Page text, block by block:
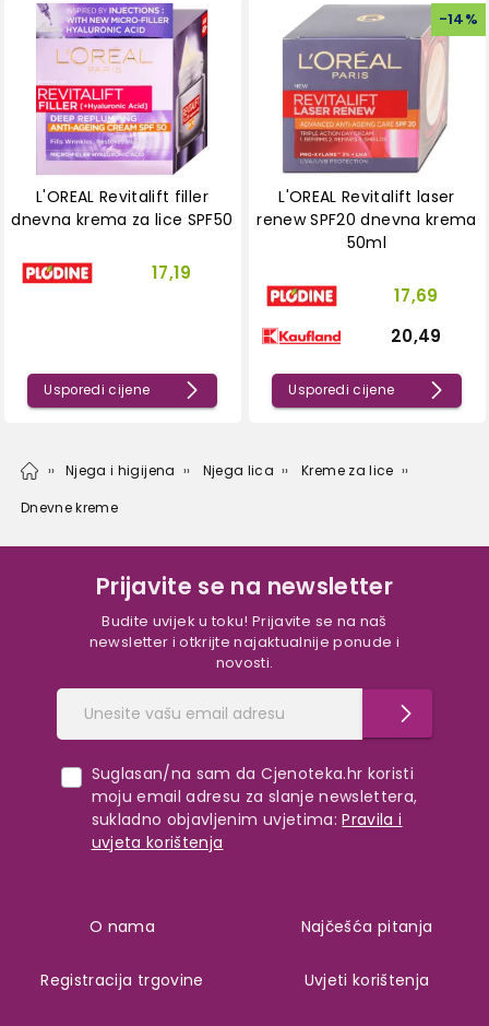
L'OREAL Revitalift filler
dnevna krema za lice SPF50
17,19
Usporedi cijene
-14%
L'OREAL Revitalift laser
renew SPF20 dnevna krema
50ml
17,69
20,49
Usporedi cijene
Njega i higijena Njega lica
Kreme za lice
Dnevne kreme
Prijavite se na newsletter
Budite uvijek u toku! Prijavite se na naš
newsletter i otkrijte najaktualnije ponude i
novosti.
Suglasan/na sam da Cjenoteka.hr koristi
moju email adresu za slanje newslettera,
sukladno objavljenim uvjetima: Pravila i
uvjeta korištenja
O nama
Registracija trgovine
Najčešća pitanja
Uvjeti korištenja